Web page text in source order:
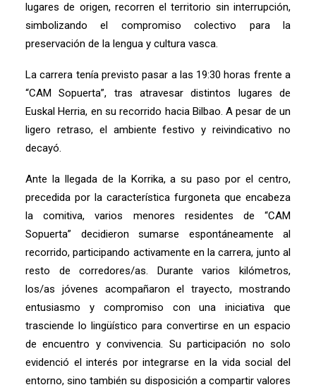
lugares de origen, recorren el territorio sin interrupción,
simbolizando el compromiso colectivo para la
preservación de la lengua y cultura vasca.
La carrera tenía previsto pasar a las 19:30 horas frente a
“CAM Sopuerta”, tras atravesar distintos lugares de
Euskal Herria, en su recorrido hacia Bilbao. A pesar de un
ligero retraso, el ambiente festivo y reivindicativo no
decayó.
Ante la llegada de la Korrika, a su paso por el centro,
precedida por la característica furgoneta que encabeza
la comitiva, varios menores residentes de “CAM
Sopuerta” decidieron sumarse espontáneamente al
recorrido, participando activamente en la carrera, junto al
resto de corredores/as. Durante varios kilómetros,
los/as jóvenes acompañaron el trayecto, mostrando
entusiasmo y compromiso con una iniciativa que
trasciende lo lingüístico para convertirse en un espacio
de encuentro y convivencia. Su participación no solo
evidenció el interés por integrarse en la vida social del
entorno, sino también su disposición a compartir valores